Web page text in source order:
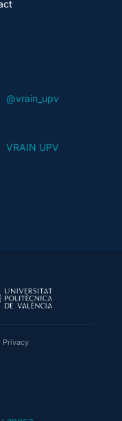
@vrain_upv
VRAIN UPV
Privacy